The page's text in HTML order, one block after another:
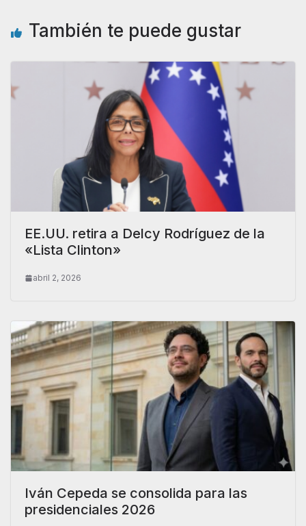
También te puede gustar
EE.UU. retira a Delcy Rodríguez de la
«Lista Clinton»
abril 2, 2026
Iván Cepeda se consolida para las
presidenciales 2026